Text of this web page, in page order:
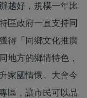
越好，規模一年比
區政府一直支持同
得「同鄉文化推廣
地方的鄉情特色，
家國情懷。大會今
區，讓市民可以品